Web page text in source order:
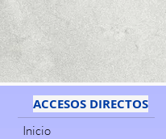
ACCESOS DIRECTOS
Inicio